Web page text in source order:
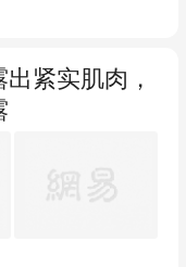
紧实肌肉，